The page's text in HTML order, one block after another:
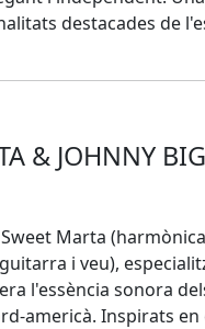
destacades de
& JOHNNY
Marta
i veu),
l'essència sonora
americà. Inspirats en